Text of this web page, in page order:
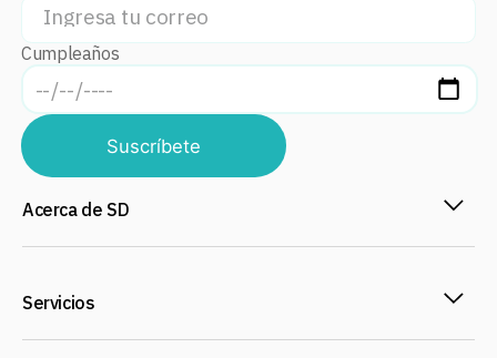
Cumpleaños
Suscríbete
Acerca de SD
Servicios